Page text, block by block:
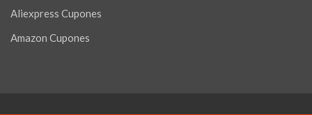
Aliexpress Cupones
Amazon Cupones